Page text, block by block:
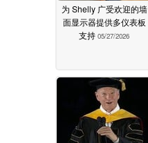
为 Shelly 广受欢迎的墙
面显示器提供多仪表板
支持 05/27/2026